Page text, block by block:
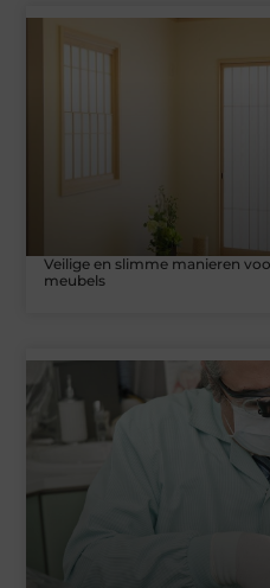
Veilige en slimme manieren
meubels